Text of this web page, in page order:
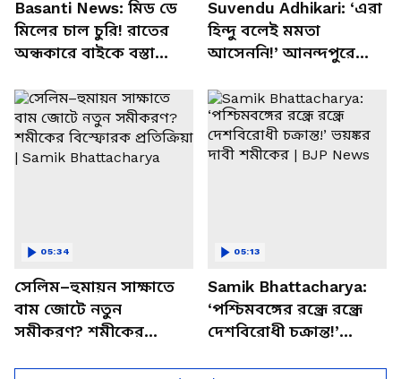
Basanti News: মিড ডে
মিলের চাল চুরি! রাতের
অন্ধকারে বাইকে বস্তা
চত্বরে তাণ্ডব
Suvendu Adhikari: ‘এরা
হিন্দু বলেই মমতা
আসেননি!’ আনন্দপুরে
খোলসা করলেন শুভেন্দু
সেলিম–হুমায়ন সাক্ষাতে
বাম জোটে নতুন
সমীকরণ? শমীকের
05:34
Samik Bhattacharya:
‘পশ্চিমবঙ্গের রন্ধ্রে রন্ধ্রে
দেশবিরোধী চক্রান্ত!’
05:13